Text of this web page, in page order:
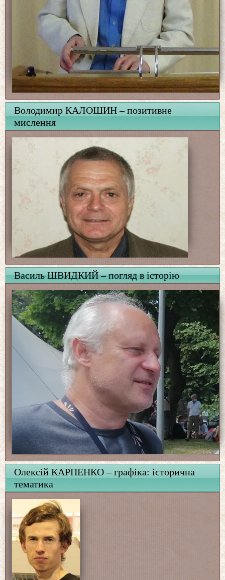
Володимир КАЛОШИН – позитивне
мислення
Василь ШВИДКИЙ – погляд в історію
Олексій КАРПЕНКО – графіка: історична
тематика